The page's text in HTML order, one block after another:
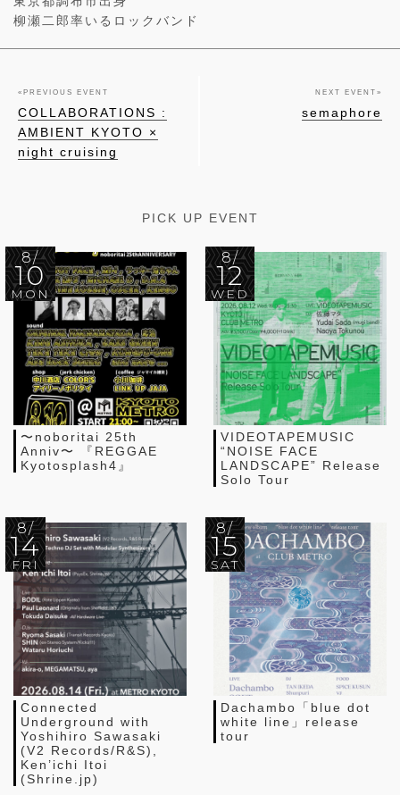
柳瀬二郎率いるロックバンド
« PREVIOUS EVENT
COLLABORATIONS :
AMBIENT KYOTO ×
night cruising
NEXT EVENT »
semaphore
PICK UP EVENT
8/
10
MON
〜noboritai 25th
Anniv〜 『REGGAE
Kyotosplash4』
8/
12
WED
VIDEOTAPEMUSIC
“NOISE FACE
LANDSCAPE” Release
Solo Tour
8/
14
FRI
Connected
Underground with
Yoshihiro Sawasaki
(V2 Records/R&S),
Ken’ichi Itoi
(Shrine.jp)
8/
15
SAT
Dachambo「blue dot
white line」release
tour